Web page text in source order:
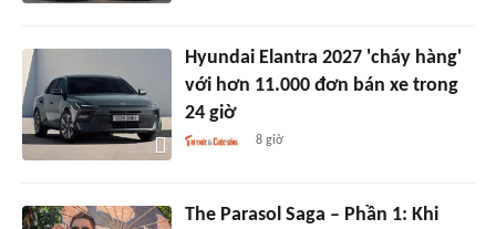
Hyundai Elantra 2027 'cháy hàng'
với hơn 11.000 đơn bán xe trong
24 giờ
8 giờ
The Parasol Saga – Phần 1: Khi